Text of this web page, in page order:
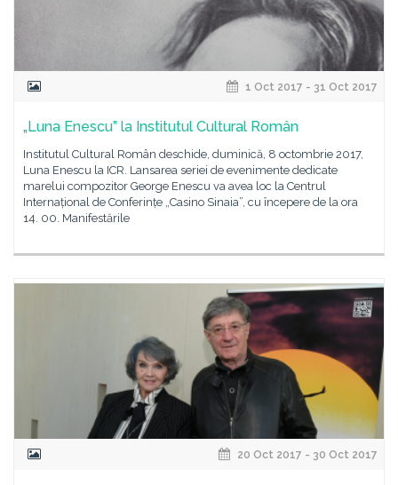
1 Oct 2017 - 31 Oct 2017
„Luna Enescu” la Institutul Cultural Român
Institutul Cultural Român deschide, duminică, 8 octombrie 2017,
Luna Enescu la ICR. Lansarea seriei de evenimente dedicate
marelui compozitor George Enescu va avea loc la Centrul
Internațional de Conferințe „Casino Sinaia”, cu începere de la ora
14. 00. Manifestările
20 Oct 2017 - 30 Oct 2017